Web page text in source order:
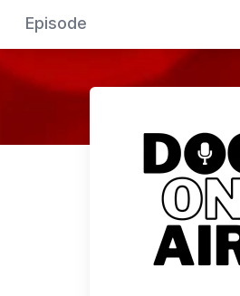
Episode